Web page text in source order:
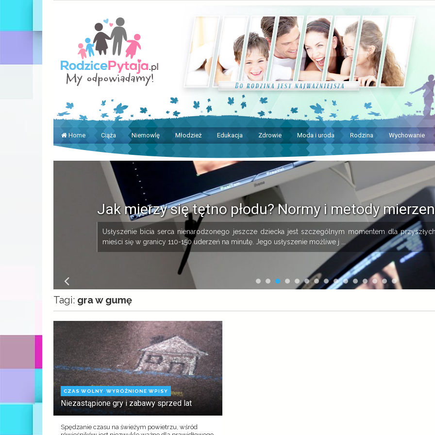
Home Ciąża Niemowlę Młodzież Edukacja Zdrowie Moda i uroda Rodzina Wychowanie
Jak mierzy się tętno płodu? Normy i metody
Usłyszenie bicia serca nienarodzonego jeszcze dziecka jest szczególnym momentem dla
mieści się w granicy 110-150 uderzeń na minutę. Jego usłyszenie możliwe j ...
Tagi: gra w gumę
CZAS WOLNY, WYRÓŻNIONE WPISY
Niezastąpione gry i zabawy sprzed lat
Spędzanie czasu na świeżym powietrzu, wśród